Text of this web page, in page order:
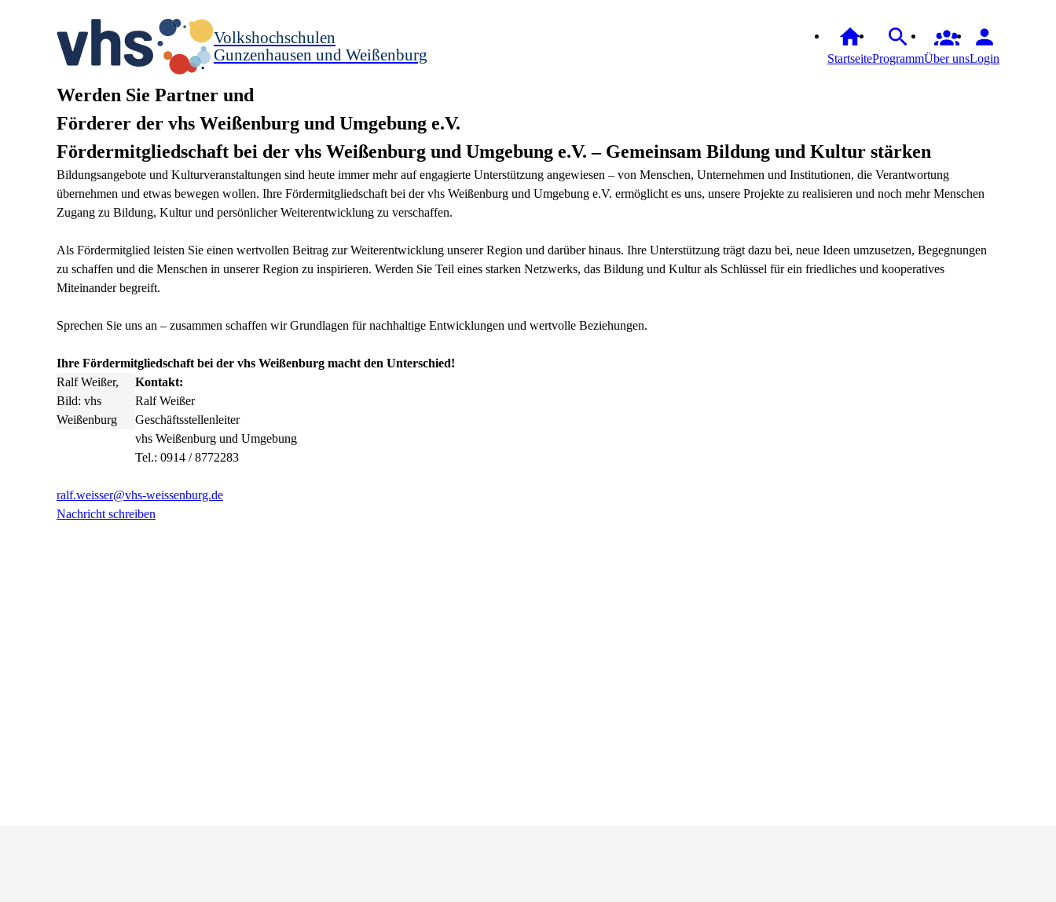
Volkshochschulen
Gunzenhausen und Weißenburg
StartseiteProgrammÜber unsLogin
Werden Sie Partner und
Förderer der vhs Weißenburg und Umgebung e.V.
Fördermitgliedschaft bei der vhs Weißenburg und Umgebung e.V. – Gemeinsam Bildung und Kultur stärken
Bildungsangebote und Kulturveranstaltungen sind heute immer mehr auf engagierte Unterstützung angewiesen – von Menschen, Unternehmen und Institutionen, die Verantwortung
übernehmen und etwas bewegen wollen. Ihre Fördermitgliedschaft bei der vhs Weißenburg und Umgebung e.V. ermöglicht es uns, unsere Projekte zu realisieren und noch mehr Menschen
Zugang zu Bildung, Kultur und persönlicher Weiterentwicklung zu verschaffen.
Als Fördermitglied leisten Sie einen wertvollen Beitrag zur Weiterentwicklung unserer Region und darüber hinaus. Ihre Unterstützung trägt dazu bei, neue Ideen umzusetzen, Begegnungen
zu schaffen und die Menschen in unserer Region zu inspirieren. Werden Sie Teil eines starken Netzwerks, das Bildung und Kultur als Schlüssel für ein friedliches und kooperatives
Miteinander begreift.
Sprechen Sie uns an – zusammen schaffen wir Grundlagen für nachhaltige Entwicklungen und wertvolle Beziehungen.
Ihre Fördermitgliedschaft bei der vhs Weißenburg macht den Unterschied!
Ralf Weißer,
Bild: vhs
Weißenburg
Kontakt:
Ralf Weißer
Geschäftsstellenleiter
vhs Weißenburg und Umgebung
Tel.: 0914 / 8772283
ralf.weisser@vhs-weissenburg.de
Nachricht schreiben